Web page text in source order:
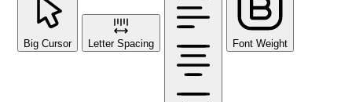
Big Cursor Letter Spacing Font Weight